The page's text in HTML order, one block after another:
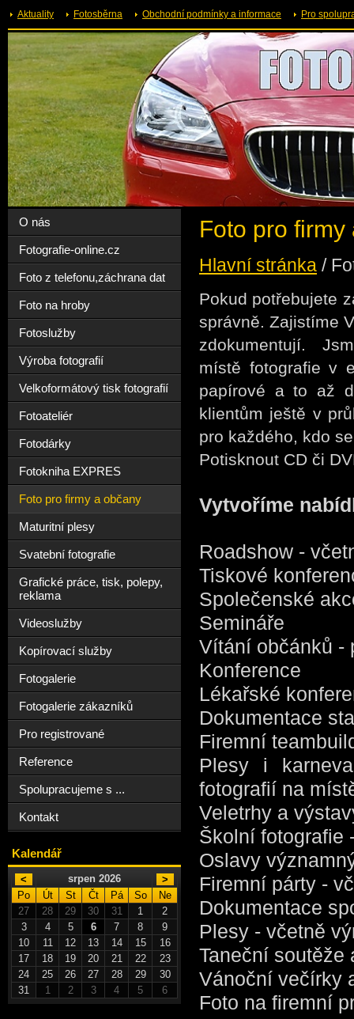
Aktuality Fotosběrna Obchodní podmínky a informace Pro
Foto pro firmy
Hlavní stránka /
Pokud potřebujete
správně. Zajistíme
zdokumentují.
místě fotografie v
papírové a to až
klientům ještě v
pro každého, kdo
Potisknout CD či
Vytvoříme
Roadshow -
Tiskové
Společenské
Semináře
Vítání občánků -
Konference
Lékařské
Dokumentace
Firemní
Plesy i
fotografií na
Veletrhy a
Školní fotografie
Oslavy
Firemní párty -
Dokumentace
Plesy - včetně
Taneční soutěže
Vánoční večírky
Foto na firemní
O nás
Fotografie-online.cz
Foto z telefonu,záchrana dat
Foto na hroby
Fotoslužby
Výroba fotografií
Velkoformátový tisk fotografií
Fotoateliér
Fotodárky
Fotokniha EXPRES
Foto pro firmy a občany
Maturitní plesy
Svatební fotografie
Grafické práce, tisk, polepy,
reklama
Videoslužby
Kopírovací služby
Fotogalerie
Fotogalerie zákazníků
Pro registrované
Reference
Spolupracujeme s ...
Kontakt
Kalendář
< srpen 2026
>
Po
Út St Čt Pá So
Ne
27
28 29 30 31 1
2
3
4 5 6 7 8
9
10
11 12 13 14 15
16
17
18 19 20 21 22
23
24
25 26 27 28 29
30
31
1 2 3 4 5 6